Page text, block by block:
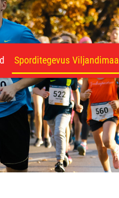
Sporditegevus Viljandimaal